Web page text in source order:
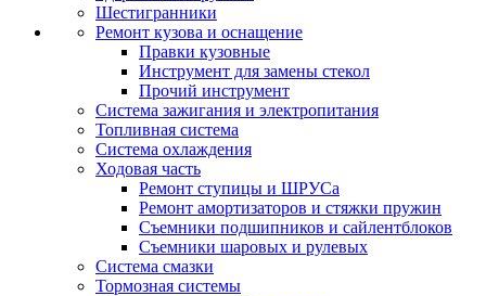
Шестигранники
Ремонт кузова и оснащение
Правки кузовные
Инструмент для замены стекол
Прочий инструмент
Система зажигания и электропитания
Топливная система
Система охлаждения
Ходовая часть
Ремонт ступицы и ШРУСа
Ремонт амортизаторов и стяжки пружин
Съемники подшипников и сайлентблоков
Съемники шаровых и рулевых
Система смазки
Тормозная системы